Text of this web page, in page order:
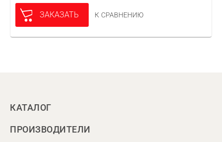
ЗАКАЗАТЬ К СРАВНЕНИЮ
КАТАЛОГ
ПРОИЗВОДИТЕЛИ